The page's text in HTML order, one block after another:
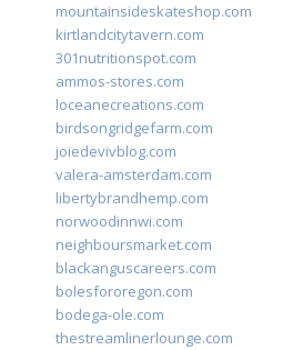
mountainsideskateshop.com
kirtlandcitytavern.com
301nutritionspot.com
ammos-stores.com
loceanecreations.com
birdsongridgefarm.com
joiedevivblog.com
valera-amsterdam.com
libertybrandhemp.com
norwoodinnwi.com
neighboursmarket.com
blackanguscareers.com
bolesfororegon.com
bodega-ole.com
thestreamlinerlounge.com